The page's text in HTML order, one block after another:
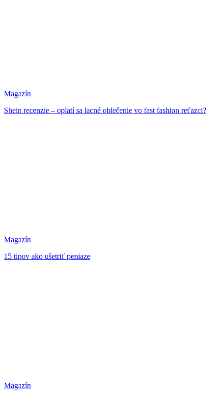
Magazín
Shein recenzie – oplatí sa lacné oblečenie vo fast fashion reťazci?
Magazín
15 tipov ako ušetriť peniaze
Magazín